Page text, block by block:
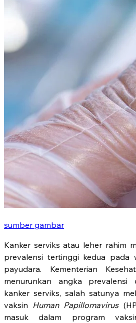
sumber gambar
Kanker serviks atau leher rahim
prevalensi tertinggi kedua pada
payudara. Kementerian
menurunkan angka prevalensi
kanker serviks, salah satunya
vaksin Human Papillomavirus
masuk dalam program